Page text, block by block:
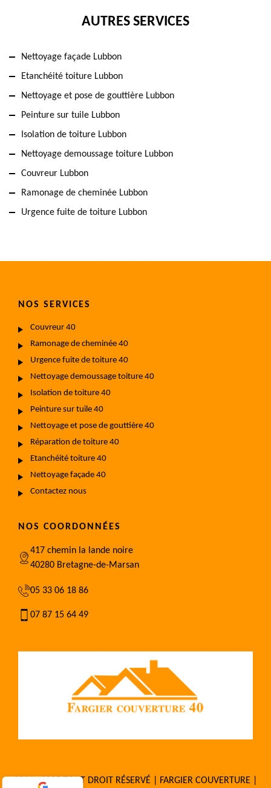
AUTRES SERVICES
Nettoyage façade Lubbon
Etanchéité toiture Lubbon
Nettoyage et pose de gouttière Lubbon
Peinture sur tuile Lubbon
Isolation de toiture Lubbon
Nettoyage demoussage toiture Lubbon
Couvreur Lubbon
Ramonage de cheminée Lubbon
Urgence fuite de toiture Lubbon
NOS SERVICES
Couvreur 40
Ramonage de cheminée 40
Urgence fuite de toiture 40
Nettoyage demoussage toiture 40
Isolation de toiture 40
Peinture sur tuile 40
Nettoyage et pose de gouttière 40
Réparation de toiture 40
Etanchéité toiture 40
Nettoyage façade 40
Contactez nous
NOS COORDONNÉES
417 chemin la lande noire
40280 Bretagne-de-Marsan
05 33 06 18 86
07 87 15 64 49
2016 - 2025 TOUT DROIT RÉSERVÉ | FARGIER COUVERTURE |